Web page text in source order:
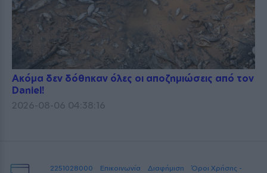
Ακόμα δεν δόθηκαν όλες οι αποζημιώσεις από τον
Daniel!
2026-08-06 04:38:16
2251028000 Επικοινωνία Διαφήμιση Όροι Χρήσης -